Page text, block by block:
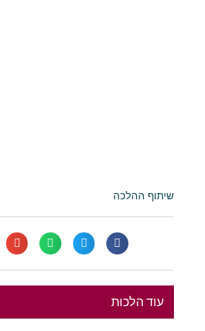
שיתוף ההלכה
עוד הלכות